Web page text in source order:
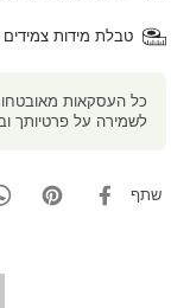
טבלת מידות צמידים
כל העסקאות
לשמירה על פרטיותך
שתף